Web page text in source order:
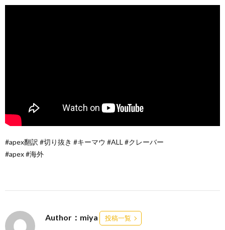
#apex翻訳 #切り抜き #キーマウ #ALL #クレーバー
#apex #海外
Author：miya 投稿一覧